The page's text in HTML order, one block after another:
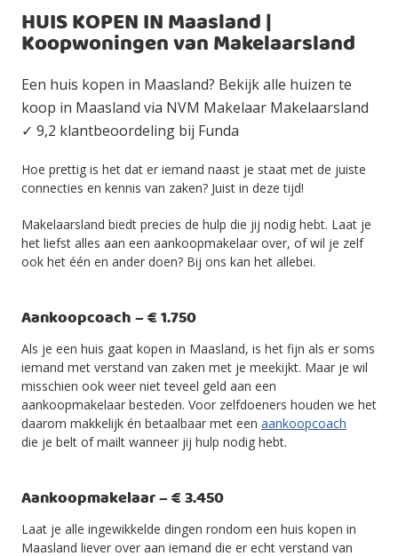
HUIS KOPEN IN Maasland |
Koopwoningen van Makelaarsland
Een huis kopen in Maasland? Bekijk alle huizen te
koop in Maasland via NVM Makelaar Makelaarsland
✓ 9,2 klantbeoordeling bij Funda
Hoe prettig is het dat er iemand naast je staat met de juiste
connecties en kennis van zaken? Juist in deze tijd!
Makelaarsland biedt precies de hulp die jij nodig hebt. Laat je
het liefst alles aan een aankoopmakelaar over, of wil je zelf
ook het één en ander doen? Bij ons kan het allebei.
Aankoopcoach – € 1.750
Als je een huis gaat kopen in Maasland, is het fijn als er soms
iemand met verstand van zaken met je meekijkt. Maar je wil
misschien ook weer niet teveel geld aan een
aankoopmakelaar besteden. Voor zelfdoeners houden we het
daarom makkelijk én betaalbaar met een aankoopcoach
die je belt of mailt wanneer jij hulp nodig hebt.
Aankoopmakelaar – € 3.450
Laat je alle ingewikkelde dingen rondom een huis kopen in
Maasland liever over aan iemand die er echt verstand van